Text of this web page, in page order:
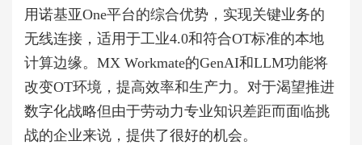
用诺基亚One平台的综合优势，实现关键业务的
无线连接，适用于工业4.0和符合OT标准的本地
计算边缘。MX Workmate的GenAI和LLM功能将
改变OT环境，提高效率和生产力。对于渴望推进
数字化战略但由于劳动力专业知识差距而面临挑
战的企业来说，提供了很好的机会。